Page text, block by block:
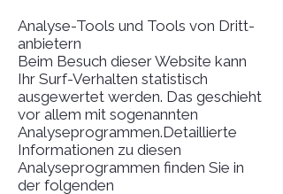
Analyse-Tools und Tools von Dritt­
anbietern
Beim Besuch dieser Website kann
Ihr Surf-Verhalten statistisch
ausgewertet werden. Das geschieht
vor allem mit sogenannten
Analyseprogrammen.Detaillierte
Informationen zu diesen
Analyseprogrammen finden Sie in
der folgenden